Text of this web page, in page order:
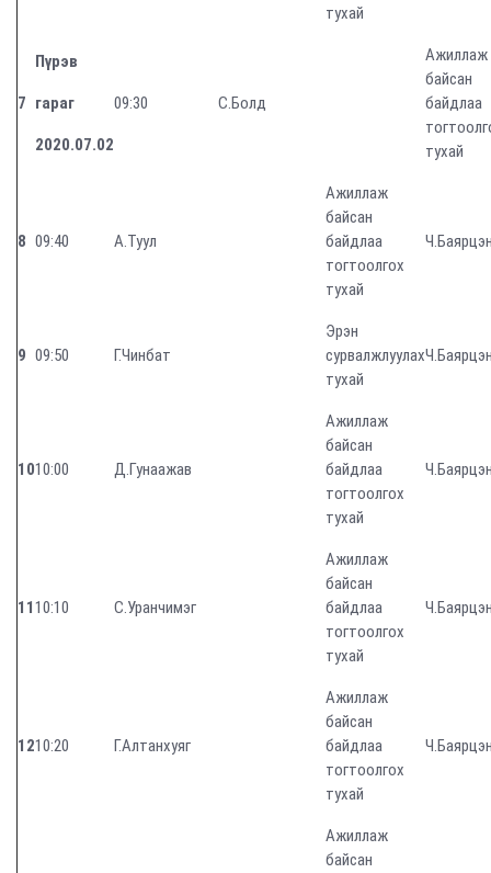
тухай
7
Пүрэв
гараг
2020.07.02
09:30 С.Болд
Ажиллаж
байсан
байдлаа
тухай
8 09:40 А.Туул
Ажиллаж
байсан
байдлаа
тогтоолгох
тухай
9 09:50 Г.Чинбат
Эрэн
сурвалжлуулах
тухай
1010:00 Д.Гунаажав
Ажиллаж
байсан
байдлаа
тогтоолгох
тухай
1110:10 С.Уранчимэг
Ажиллаж
байсан
байдлаа
тогтоолгох
тухай
1210:20 Г.Алтанхуяг
Ажиллаж
байсан
байдлаа
тогтоолгох
тухай
Ажиллаж
байсан